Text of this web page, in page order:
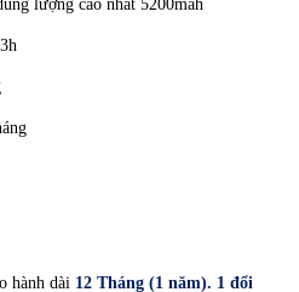
lượng cao nhất 5200mah
hành dài 12 Tháng (1 năm). 1 đổi